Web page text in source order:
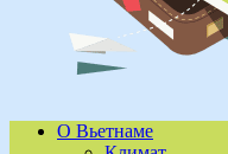
О Вьетнаме